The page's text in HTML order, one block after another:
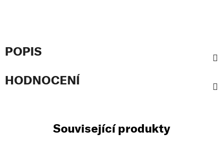
POPIS
HODNOCENÍ
Související produkty